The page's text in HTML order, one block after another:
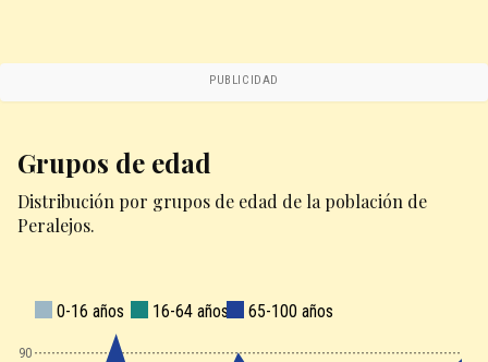
PUBLICIDAD
Grupos de edad
Distribución por grupos de edad de la población de
Peralejos.
90
0-16 años 16-64 años 65-100 años